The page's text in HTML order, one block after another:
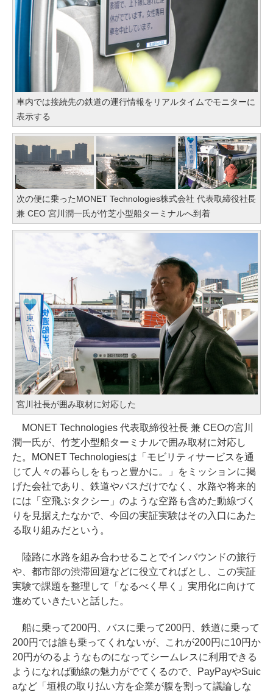
車内では接続先の鉄道の運行情報をリアルタイムでモニターに
表示する
次の便に乗ったMONET Technologies株式会社 代表取締役社長
兼 CEO 宮川潤一氏が竹芝小型船ターミナルへ到着
宮川社長が囲み取材に対応した
MONET Technologies 代表取締役社長 兼 CEOの宮川
潤一氏が、竹芝小型船ターミナルで囲み取材に対応し
た。MONET Technologiesは「モビリティサービスを通
じて人々の暮らしをもっと豊かに。」をミッションに掲
げた会社であり、鉄道やバスだけでなく、水路や将来的
には「空飛ぶタクシー」のような空路も含めた動線づく
りを見据えたなかで、今回の実証実験はその入口にあた
る取り組みだという。
陸路に水路を組み合わせることでインバウンドの旅行
や、都市部の渋滞回避などに役立てればとし、この実証
実験で課題を整理して「なるべく早く」実用化に向けて
進めていきたいと話した。
船に乗って200円、バスに乗って200円、鉄道に乗って
200円では誰も乗ってくれないが、これが200円に10円か
20円がのるようなものになってシームレスに利用できる
ようになれば動線の魅力がでてくるので、PayPayやSuic
aなど「垣根の取り払い方を企業が腹を割って議論しな